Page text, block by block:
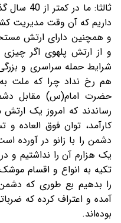
داریم که آن وقت مدیریت
و همچنین دارای ارتش
و از ارتش پلهوی اگر
شرایط حمله سراسری و
هم رخ نداد چرا که ملت
حضرت امام(س) مقابل
رساندند که امروز یک
کارآمد، توان فوق العاده
دشمن را با زانو در آورده
یک هزارم آن را نداشتیم و
تکیه به انواع و اقسام
را بدهیم بع طوری که
آمده و اعتراف کرده که
بوده‌اند.